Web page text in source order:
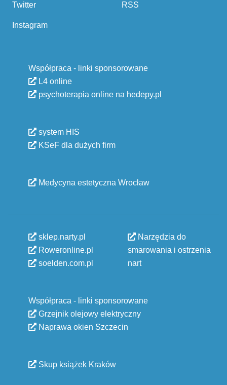
Twitter
Instagram
RSS
Współpraca - linki sponsorowane
L4 online
psychoterapia online na hedepy.pl
system HIS
KSeF dla dużych firm
Medycyna estetyczna Wrocław
sklep.narty.pl
Roweronline.pl
soelden.com.pl
Narzędzia do
smarowania i ostrzenia
nart
Współpraca - linki sponsorowane
Grzejnik olejowy elektryczny
Naprawa okien Szczecin
Skup książek Kraków